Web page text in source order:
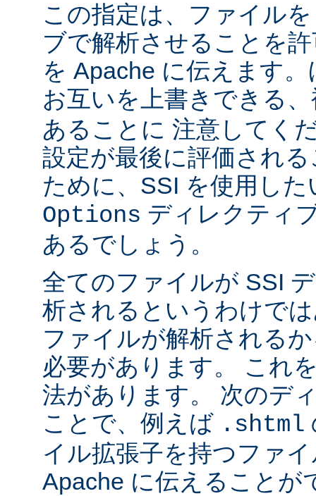
この指定は、ファイル
ブで解析させることを
を Apache に伝えます
お互いを上書きできる
あることに 注意してく
設定が最後に評価され
ために、SSI を使用し
Options ディレクティ
あるでしょう。
全てのファイルが SSI
析されるというわけで
ファイルが解析される
必要があります。 これ
法があります。 次のデ
ことで、例えば .shtml
イル拡張子を持つファ
Apache に伝えることが